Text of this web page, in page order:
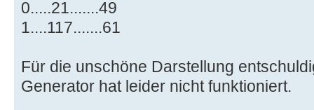
0.....21.......49
1....117.......61
Für die unschöne Darstellung
Generator hat leider nicht funktioniert.